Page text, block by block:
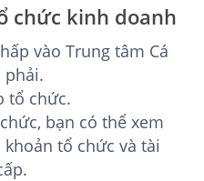
chức kinh doanh
vào Trung tâm Cá
phải.
tổ chức.
bạn có thể xem
tổ chức và tài